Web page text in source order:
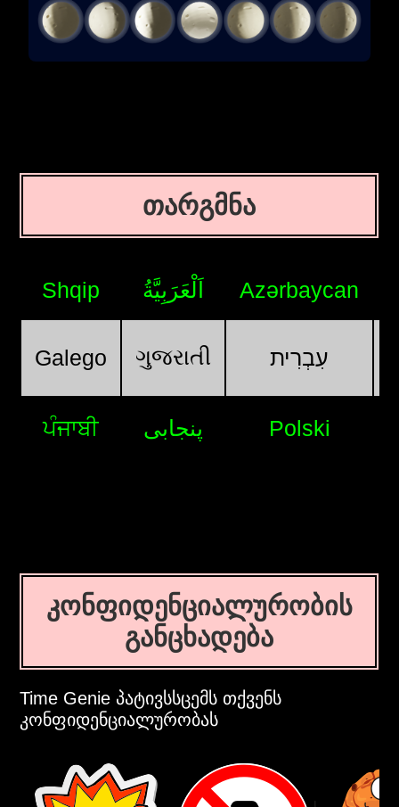
თარგმნა
Shqip اَلْعَرَبِيَّةُ Azərbaycan
Galego ગુજરાતી עִבְרִית
ਪੰਜਾਬੀ پنجابی Polski
კონფიდენციალურობის
განცხადება
Time Genie პატივსსცემს თქვენს
კონფიდენციალურობას